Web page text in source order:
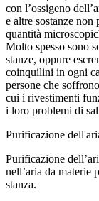
con l’ossigeno
e altre sostanze
quantità
Molto spesso sono
stanze, oppure
coinquilini in ogni
persone che
cui i rivestimenti
i loro problemi di
Purificazione
Purificazione
nell’aria da materie
stanza.